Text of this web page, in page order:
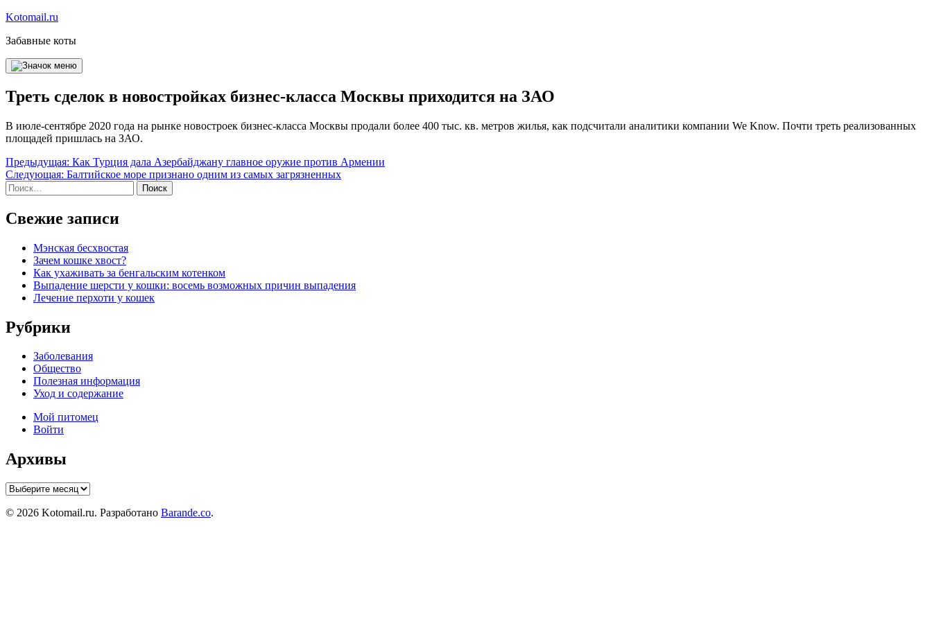
Перейти
содержимому
Kotomail.ru
Забавные коты
Треть сделок в новостройках бизнес-класса Москвы приходится на ЗАО
В июле-сентябре 2020 года на рынке новостроек бизнес-класса Москвы продали более 400 тыс. кв. метров жилья, как подсчитали аналитики компании We Know. Почти треть реализованных
площадей пришлась на ЗАО.
Навигация
по
записям
Предыдущая: Как Турция дала Азербайджану главное оружие против Армении
Следующая: Балтийское море признано одним из самых загрязненных
Найти:
Свежие записи
Мэнская бесхвостая
Зачем кошке хвост?
Как ухаживать за бенгальским котенком
Выпадение шерсти у кошки: восемь возможных причин выпадения
Лечение перхоти у кошек
Рубрики
Заболевания
Общество
Полезная информация
Уход и содержание
Мой питомец
Войти
Архивы
Архивы
© 2026 Kotomail.ru. Разработано Barande.co.